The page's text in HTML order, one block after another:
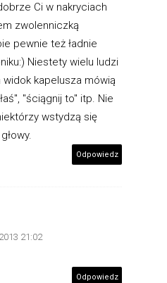
Ci w nakryciach
zwolenniczką
pewnie też ładnie
Niestety wielu ludzi
widok kapelusza mówią
"ściągnij to" itp. Nie
wstydzą się
Odpowiedz
21:02
Odpowiedz